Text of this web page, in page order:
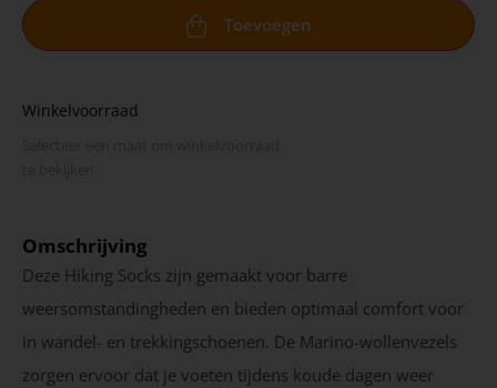
Toevoegen
Winkelvoorraad
Omschrijving
Deze Hiking Socks zijn gemaakt voor barre
weersomstandingheden en bieden optimaal comfort voor
in wandel- en trekkingschoenen. De Marino-wollenvezels
zorgen ervoor dat je voeten tijdens koude dagen weer